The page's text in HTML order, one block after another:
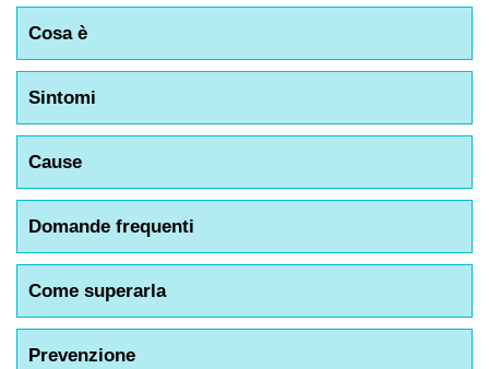
Cosa è
Sintomi
Cause
Domande frequenti
Come superarla
Prevenzione